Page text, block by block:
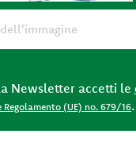
Newsletter accetti le
Regolamento (UE) no. 679/16.